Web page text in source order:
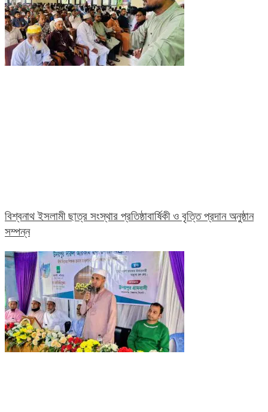
বিশ্বনাথ ইসলামী ছাত্র সংস্থার প্রতিষ্ঠাবার্ষিকী ও বৃত্তি প্রদান অনুষ্ঠান
সম্পন্ন